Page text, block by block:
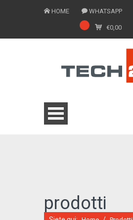
HOME WHATSAPP
€0,00
prodotti